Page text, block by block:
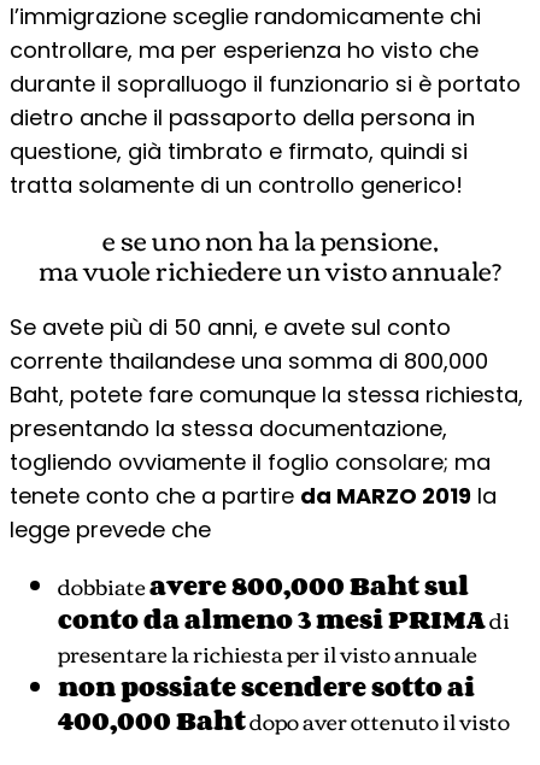
l’immigrazione sceglie randomicamente chi
controllare, ma per esperienza ho visto che
durante il sopralluogo il funzionario si è portato
dietro anche il passaporto della persona in
questione, già timbrato e firmato, quindi si
tratta solamente di un controllo generico!
e se uno non ha la pensione,
ma vuole richiedere un visto annuale?
Se avete più di 50 anni, e avete sul conto
corrente thailandese una somma di 800,000
Baht, potete fare comunque la stessa richiesta,
presentando la stessa documentazione,
togliendo ovviamente il foglio consolare; ma
tenete conto che a partire da MARZO 2019 la
legge prevede che
dobbiateavere 800,000 Baht sul
conto da almeno 3 mesi PRIMAdi
presentare la richiesta per il visto annuale
non possiate scendere sotto ai
400,000 Bahtdopo aver ottenuto il visto